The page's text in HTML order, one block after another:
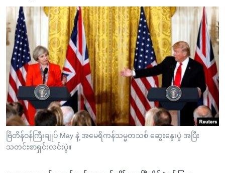
အကြောင်းအရာ
သို့
ကျော်
ကြည့်
ပင်မ
အ
ညွန်း
စာမျက်နှာ
သို့
ကျော်
တရုတ်
အစ္စရေး-ပါလက်စတိုင်း
ရပ်ဝန်းတခု လမ်းတခု အလွန်
အင်္ဂလိပ်စာလေ့လာမယ်
အမေရိကန်သုံးအီဒီယံ
မကြေးမုံရဲ့ အင်္ဂလိပ်စာ
ရုပ်ရှင်ထဲက အင်္ဂလိပ်စာ
သုတပဒေသာ အင်္ဂလိပ်စာ
အပတ်စဉ်ကဏ္ဍများ
ရေဒီယို
တီဗွီ
ရေဒီယိုနှင့်ရုပ်သံ အချက်အလက်များ
ရေဒီယို/တီဗွီအစီအစဉ်
Learning English
ဗွီအိုအေ လူမှုကွန်ယက်များ
ဗြိတိန်ဝန်ကြီးချုပ် May နဲ့ အမေရိကန်သမ္မတသစ် ဆွေးနွေးပွဲ အပြီး
သတင်းစာရှင်းလင်းပွဲ။